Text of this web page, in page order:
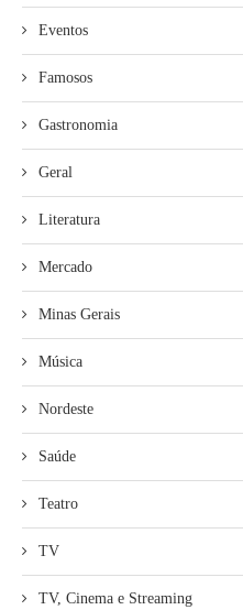
Eventos
Famosos
Gastronomia
Geral
Literatura
Mercado
Minas Gerais
Música
Nordeste
Saúde
Teatro
TV
TV, Cinema e Streaming